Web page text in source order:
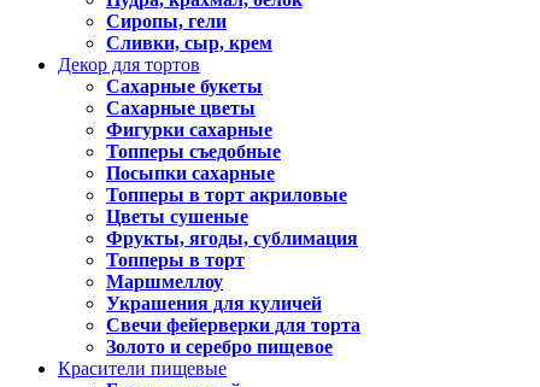
Сиропы, гели
Сливки, сыр, крем
Декор для тортов
Сахарные букеты
Сахарные цветы
Фигурки сахарные
Топперы съедобные
Посыпки сахарные
Топперы в торт акриловые
Цветы сушеные
Фрукты, ягоды, сублимация
Топперы в торт
Маршмеллоу
Украшения для куличей
Свечи фейерверки для торта
Золото и серебро пищевое
Красители пищевые